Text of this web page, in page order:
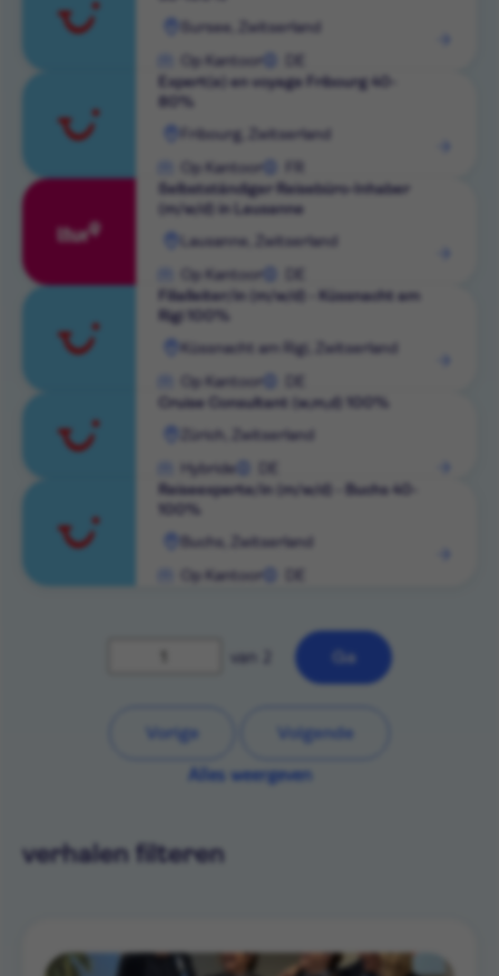
Sursee, Zwitserland
Op Kantoor
bekijken
Expert(e) en voyage Fribourg 40-
Fribourg, Zwitserland
Op Kantoor
bekijken
Selbstständiger Reisebüro-Inhaber
(m/w/d) in Lausanne
Lausanne, Zwitserland
Op Kantoor
bekijken
Filialleiter/in (m/w/d) - Küssnacht am
Rigi 100%
Küssnacht am Rigi, Zwitserland
Op Kantoor
Rol
bekijken
Cruise Consultant (w,m,d) 100%
Zürich, Zwitserland
Hybride
bekijken
Reiseexperte/in (m/w/d) - Buchs 40-
Buchs, Zwitserland
Op Kantoor
bekijken
van 2 Ga
Vorige Volgende
Alles weergeven
verhalen filteren